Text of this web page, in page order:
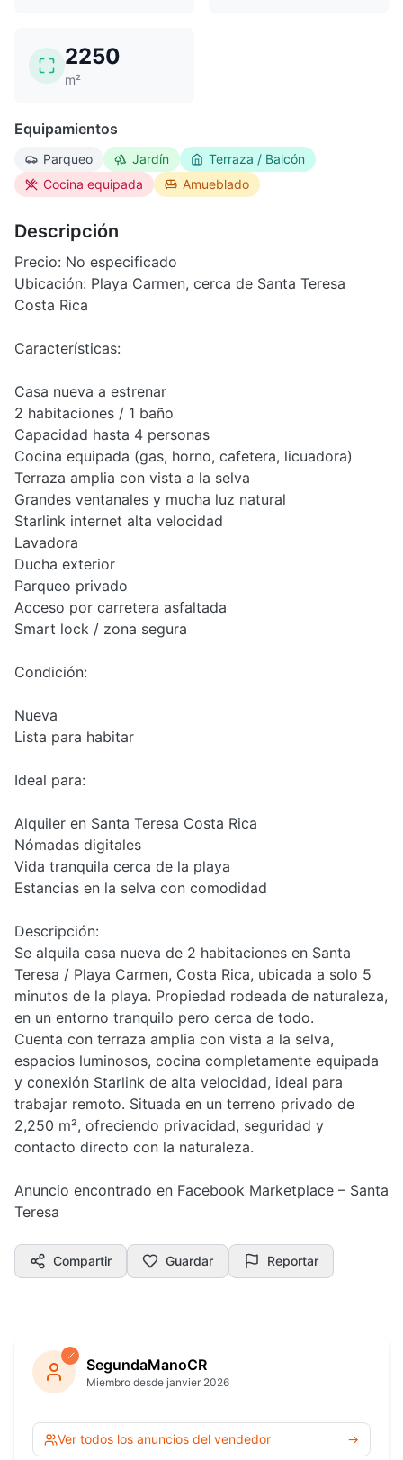
2250
m²
Equipamientos
Parqueo Jardín
Terraza / Balcón
Cocina equipada
Amueblado
Descripción
Precio: No especificado
Ubicación: Playa Carmen, cerca de Santa Teresa
Costa Rica
Características:
Casa nueva a estrenar
2 habitaciones / 1 baño
Capacidad hasta 4 personas
Cocina equipada (gas, horno, cafetera, licuadora)
Terraza amplia con vista a la selva
Grandes ventanales y mucha luz natural
Starlink internet alta velocidad
Lavadora
Ducha exterior
Parqueo privado
Acceso por carretera asfaltada
Smart lock / zona segura
Condición:
Nueva
Lista para habitar
Ideal para:
Alquiler en Santa Teresa Costa Rica
Nómadas digitales
Vida tranquila cerca de la playa
Estancias en la selva con comodidad
Descripción:
Se alquila casa nueva de 2 habitaciones en Santa
Teresa / Playa Carmen, Costa Rica, ubicada a solo 5
minutos de la playa. Propiedad rodeada de naturaleza,
en un entorno tranquilo pero cerca de todo.
Cuenta con terraza amplia con vista a la selva,
espacios luminosos, cocina completamente equipada
y conexión Starlink de alta velocidad, ideal para
trabajar remoto. Situada en un terreno privado de
2,250 m², ofreciendo privacidad, seguridad y
contacto directo con la naturaleza.
Anuncio encontrado en Facebook Marketplace – Santa
Teresa
Compartir Guardar Reportar
SegundaManoCR
Miembro desde janvier 2026
Ver todos los anuncios del vendedor →